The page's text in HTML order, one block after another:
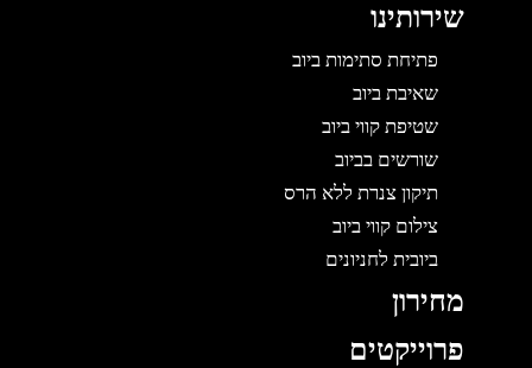
שירותינו
פתיחת סתימות ביוב
שאיבת ביוב
שטיפת קווי ביוב
שורשים בביוב
תיקון צנרת ללא הרס
צילום קווי ביוב
ביובית לחניונים
מחירון
פרוייקטים